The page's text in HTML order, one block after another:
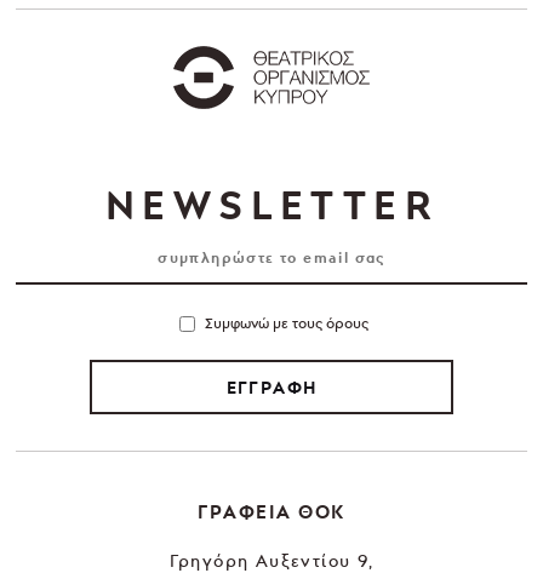
NEWSLETTER
Συμφωνώ με τους όρους
ΕΓΓΡΑΦΗ
ΓΡΑΦΕΙΑ ΘΟΚ
Γρηγόρη Αυξεντίου 9,